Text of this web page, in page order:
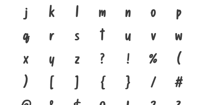
j
k l m n o
p
q
r s t u v
w
x
y z ? ! %
(
)
[ ] { } /
#